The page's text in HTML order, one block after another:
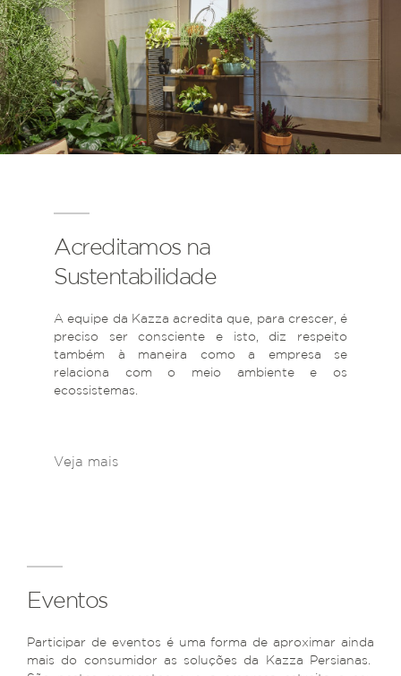
Acreditamos na
Sustentabilidade
A equipe da Kazza acredita que, para crescer, é
preciso ser consciente e isto, diz respeito
também à maneira como a empresa se
relaciona com o meio ambiente e os
ecossistemas.
Veja mais
Eventos
Participar de eventos é uma forma de aproximar ainda
mais do consumidor as soluções da Kazza Persianas.